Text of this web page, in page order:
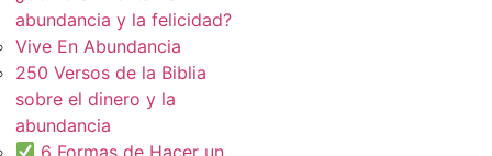
abundancia y la felicidad?
Vive En Abundancia
250 Versos de la Biblia
sobre el dinero y la
abundancia
6 Formas de Hacer un